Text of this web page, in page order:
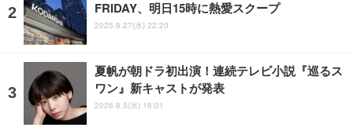
FRIDAY、明日15時に熱愛スクープ
2025.8.27(水) 22:20
夏帆が朝ドラ初出演！連続テレビ小説『巡るス
ワン』新キャストが発表
2026.8.5(水) 16:01